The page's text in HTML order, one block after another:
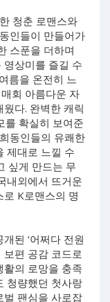
청춘 로맨스와
인들이 만들어가
스푼을 더하며
상미를 즐길 수
름을 온전히 느
회 아름다운 자
다. 완벽한 캐릭
를 확실히 보여준
동인들의 유쾌한
제대로 느낄 수
싶게 만드는 무
내외에서 뜨거운
K로맨스의 명
된 ‘어쩌다 전원
보편 공감 코드로
의 로망을 충족
청량했던 첫사랑
벌 팬심을 사로잡